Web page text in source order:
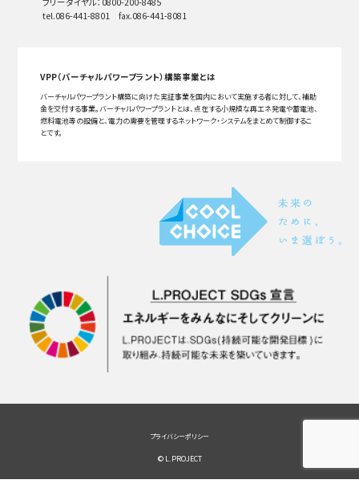
tel.086-441-8801 fax.086-441-8081
VPP（バーチャルパワープラント）構築事業とは
バーチャルパワープラント構築に向けた実証事業を国内において実施する者に対して、補助
金を交付する事業。バーチャルパワープラントとは、点在する小規模な再エネ発電や蓄電池、
燃料電池等の設備と、電力の需要を管理するネットワーク・システムをまとめて制御するこ
とです。
プライバシーポリシー
© L.PROJECT